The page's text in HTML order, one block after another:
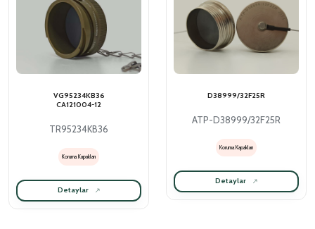
VG95234KB36
CA121004-12
TR95234KB36
Koruma Kapakları
Detaylar
D38999/32F25R
ATP-D38999/32F25R
Koruma Kapakları
Detaylar